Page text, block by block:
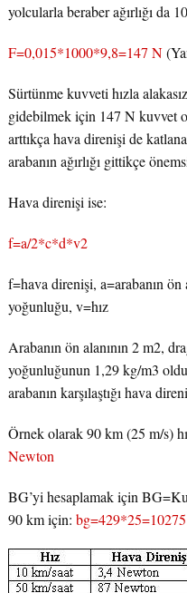
yolcularla beraber ağırlığı da
F=0,015*1000*9,8=147 N
Sürtünme kuvveti hızla
gidebilmek için 147 N kuvvet
arttıkça hava direnişi de
arabanın ağırlığı gittikçe
Hava direnişi ise:
f=a/2*c*d*v2
f=hava direnişi, a=arabanın ön
yoğunluğu, v=hız
Arabanın ön alanının 2 m2,
yoğunluğunun 1,29 kg/m3
arabanın karşılaştığı hava
Örnek olarak 90 km (25 m/s)
Newton
BG’yi hesaplamak için
90 km için: